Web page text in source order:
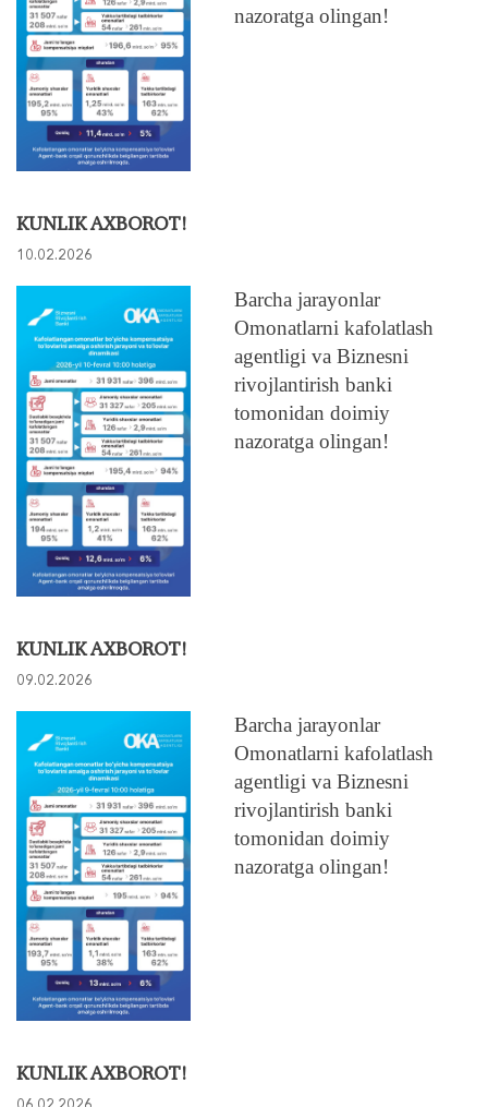
nazoratga olingan!
KUNLIK AXBOROT!
10.02.2026
Barcha jarayonlar
Omonatlarni kafolatlash
agentligi va Biznesni
rivojlantirish banki
tomonidan doimiy
nazoratga olingan!
KUNLIK AXBOROT!
09.02.2026
Barcha jarayonlar
Omonatlarni kafolatlash
agentligi va Biznesni
rivojlantirish banki
tomonidan doimiy
nazoratga olingan!
KUNLIK AXBOROT!